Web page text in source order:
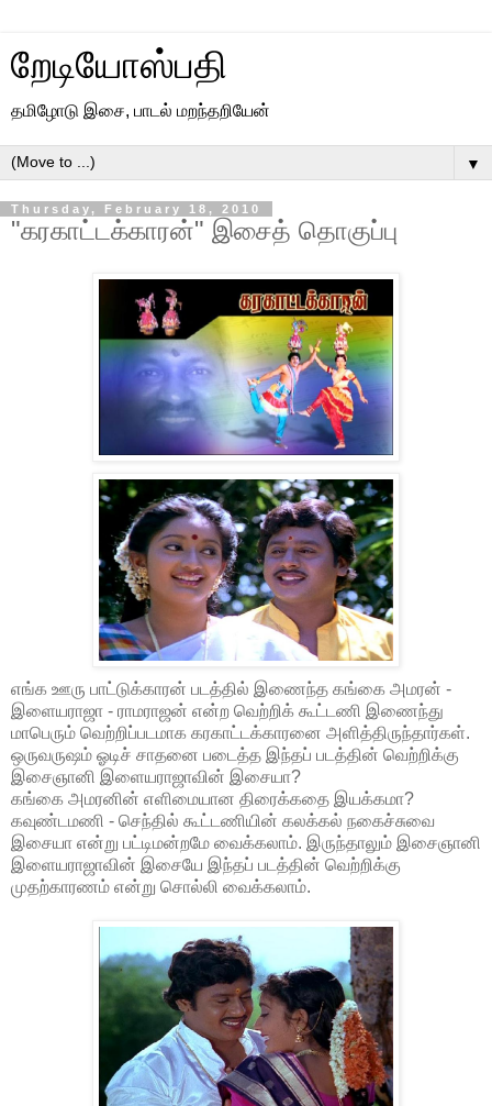
றேடியோஸ்பதி
தமிழோடு இசை, பாடல் மறந்தறியேன்
▼
Thursday, February 18, 2010
"கரகாட்டக்காரன்" இசைத் தொகுப்பு
எங்க ஊரு பாட்டுக்காரன் படத்தில் இணைந்த கங்கை அமரன் -
இளையராஜா - ராமராஜன் என்ற வெற்றிக் கூட்டணி இணைந்து
மாபெரும் வெற்றிப்படமாக கரகாட்டக்காரனை அளித்திருந்தார்கள்.
ஒருவருஷம் ஓடிச் சாதனை படைத்த இந்தப் படத்தின் வெற்றிக்கு
இசைஞானி இளையராஜாவின் இசையா?
கங்கை அமரனின் எளிமையான திரைக்கதை இயக்கமா?
கவுண்டமணி - செந்தில் கூட்டணியின் கலக்கல் நகைச்சுவை
இசையா என்று பட்டிமன்றமே வைக்கலாம். இருந்தாலும் இசைஞானி
இளையராஜாவின் இசையே இந்தப் படத்தின் வெற்றிக்கு
முதற்காரணம் என்று சொல்லி வைக்கலாம்.